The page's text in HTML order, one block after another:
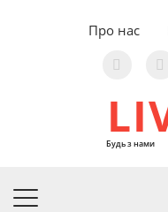
Про нас
Будь з нами